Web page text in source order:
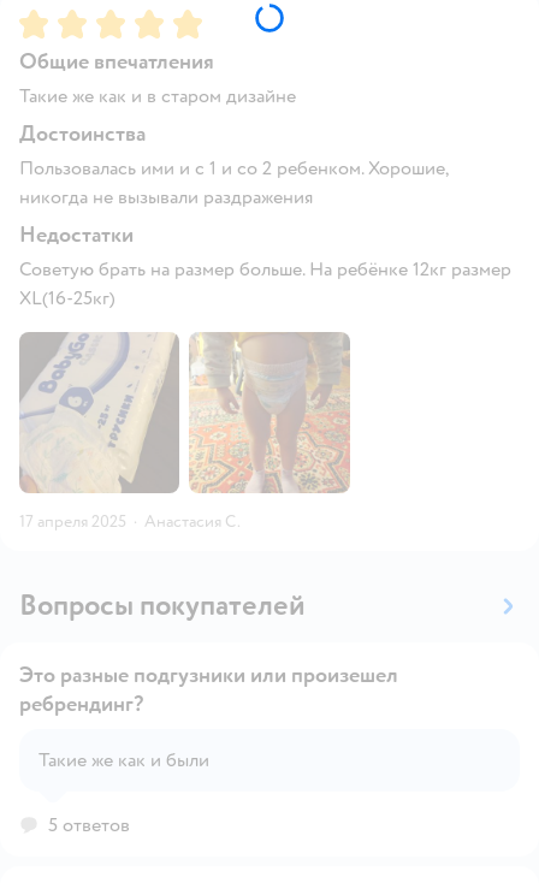
Рейтинг:5
Общие впечатления
Такие же как и в старом дизайне
Достоинства
Пользовалась ими и с 1 и со 2 ребенком. Хорошие,
никогда не вызывали раздражения
Недостатки
Советую брать на размер больше. На ребёнке 12кг размер
XL(16-25кг)
17 апреля 2025 · Анастасия С.
Вопросы покупателей
Это разные подгузники или произешел
ребрендинг?
Такие же как и были
5 ответов